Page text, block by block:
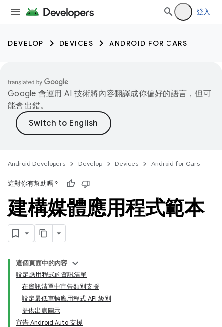
登入
DEVELOP DEVICES ANDROID FOR CARS
Google 會運用 AI 技術將內容翻譯成你偏好的語言，但可
能會出錯。
Android Developers Develop Devices Android for Cars
這對你有幫助嗎？
建構媒體應用程式範本
這個頁面中的內容
設定應用程式的資訊清單
在資訊清單中宣告類別支援
設定最低車輛應用程式 API 級別
提供出處圖示
宣告 Android Auto 支援